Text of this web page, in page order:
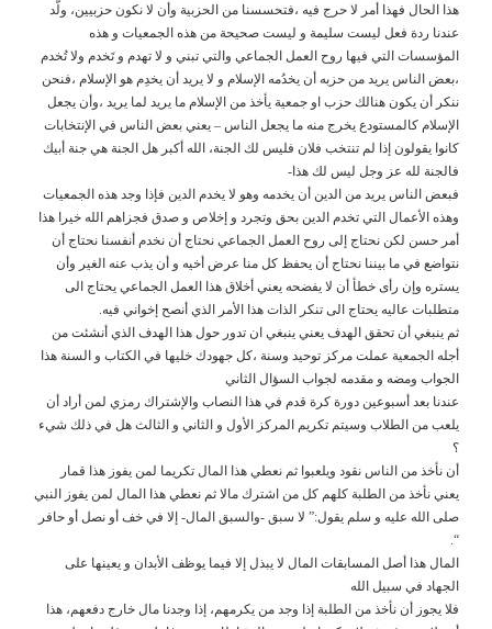
هذا الحال فهذا أمر لا حرج فيه ،فتحسسنا من الحزبية وأن لا نكون حزبيين، ولّد
عندنا ردة فعل ليست سليمة و ليست صحيحة من هذه الجمعيات و هذه
المؤسسات التي فيها روح العمل الجماعي والتي تبني و لا تهدم و تَخدم ولا تُخدم
،بعض الناس يريد من حزبه أن يخدُمه الإسلام و لا يريد أن يخدِم هو الإسلام ،فنحن
ننكر أن يكون هنالك حزب او جمعية يأخذ من الإسلام ما يريد لما يريد ،وأن يجعل
الإسلام كالمستودع يخرج منه ما يجعل الناس – يعني بعض الناس في الإنتخابات
كانوا يقولون إذا لم تنتخب فلان فليس لك الجنة، الله أكبر هل الجنة هي جنة أبيك
فالجنة لله عز وجل ليس لك هذا-
فبعض الناس يريد من الدين أن يخدمه وهو لا يخدم الدين فإذا وجد هذه الجمعيات
وهذه الأعمال التي تخدم الدين بحق وتجرد و إخلاص و صدق فجزاهم الله خيرا هذا
أمر حسن لكن نحتاج إلى روح العمل الجماعي نحتاج أن نخدم أنفسنا نحتاج أن
نتواضع في ما بيننا نحتاج أن يحفظ كل منا عرض أخيه و أن يذب عنه الغير وأن
يستره وإن رأى خطأ أن لا يفضحه يعني أخلاق هذا العمل الجماعي يحتاج الى
متطلبات عاليه يحتاج الى تنكر الذات هذا الأمر الذي أنصح إخواني فيه.
ثم ينبغي أن تحقق الهدف يعني ينبغي ان تدور حول هذا الهدف الذي أنشئت من
أجله الجمعية عملت مركز توحيد وسنة ،كل جهودك خليها في الكتاب و السنة هذا
الجواب ومضه و مقدمه لجواب السؤال الثاني
عندنا بعد أسبوعين دورة كرة قدم في هذا النصاب والإشتراك رمزي لمن أراد أن
يلعب من الطلاب وسيتم تكريم المركز الأول و الثاني و الثالث هل في ذلك شيء
؟
أن نأخذ من الناس نقود ويلعبوا ثم نعطي هذا المال تكريما لمن يفوز هذا قمار
يعني نأخذ من الطلبة كلهم كل من اشترك مالا ثم نعطي هذا المال لمن يفوز النبي
صلى الله عليه و سلم يقول:” لا سبق -والسبق المال- إلا في خف أو نصل أو حافر
“.
المال هذا أصل المسابقات المال لا يبذل إلا فيما يوظف الأبدان و يعينها على
الجهاد في سبيل الله
فلا يجوز أن نأخذ من الطلبة إذا وجد من يكرمهم، إذا وجدنا مال خارج دفعهم، هذا